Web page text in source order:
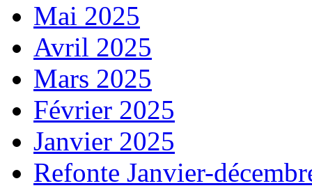
Mai 2025
Avril 2025
Mars 2025
Février 2025
Janvier 2025
Refonte Janvier-